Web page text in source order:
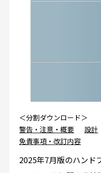
＜分割ダウンロード＞
警告・注意・概要
設計
免責事項・改訂内容
2025年7月版のハンド